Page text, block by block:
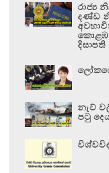
රාජ්‍ය
දණ්ඩ
දිසාපති
නැව්
පටු